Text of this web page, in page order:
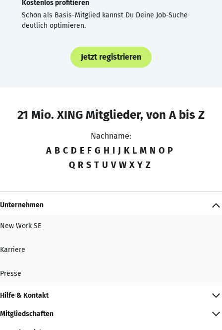
Kostenlos profitieren
Schon als Basis-Mitglied kannst Du Deine Job-Suche
deutlich optimieren.
Jetzt registrieren
21 Mio. XING Mitglieder, von A bis Z
Nachname:
A B C D E F G H I J K L M N O P
Q R S T U V W X Y Z
Unternehmen
New Work SE
Karriere
Presse
Hilfe & Kontakt
Mitgliedschaften